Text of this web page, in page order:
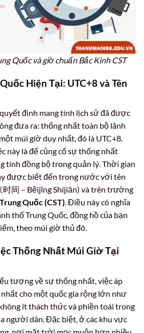
Quốc và giờ chuẩn Bắc Kinh CST
Hiện Tại: UTC+8 và Tên
định mang tính lịch sử đã được
đưa ra: thống nhất toàn bộ lãnh
múi giờ duy nhất, đó là UTC+8.
này là để củng cố sự thống nhất
tính đồng bộ trong quản lý. Thời gian
được biết đến trong nước với tên
时间 – Běijīng Shíjiān) và trên trường
Quốc (CST). Điều này có nghĩa
thổ Trung Quốc, đồng hồ của bạn
theo múi giờ thủ đô.
Thống Nhất Múi Giờ Tại
tượng về sự thống nhất, việc áp
cho một quốc gia rộng lớn như
ít thách thức và phiền toái trong
người dân. Đặc biệt, ở các khu vực